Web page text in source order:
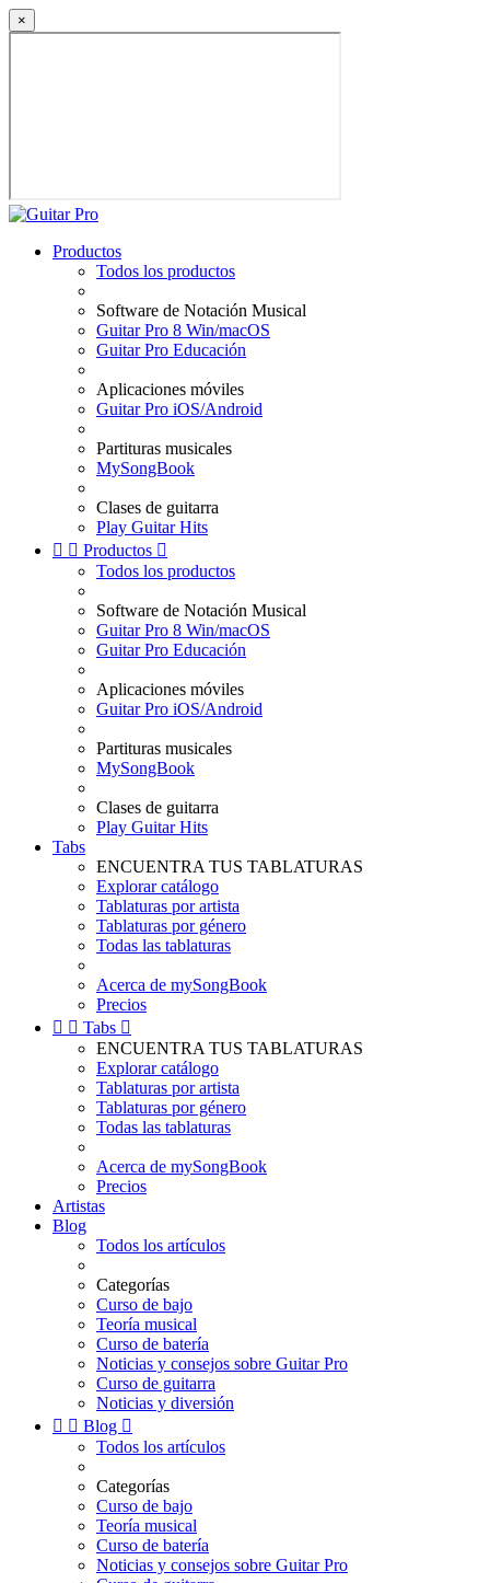
×
Productos
Todos los productos
Software de Notación Musical
Guitar Pro 8 Win/macOS
Guitar Pro Educación
Aplicaciones móviles
Guitar Pro iOS/Android
Partituras musicales
MySongBook
Clases de guitarra
Play Guitar Hits
  Productos 
Todos los productos
Software de Notación Musical
Guitar Pro 8 Win/macOS
Guitar Pro Educación
Aplicaciones móviles
Guitar Pro iOS/Android
Partituras musicales
MySongBook
Clases de guitarra
Play Guitar Hits
Tabs
ENCUENTRA TUS TABLATURAS
Explorar catálogo
Tablaturas por artista
Tablaturas por género
Todas las tablaturas
Acerca de mySongBook
Precios
  Tabs 
ENCUENTRA TUS TABLATURAS
Explorar catálogo
Tablaturas por artista
Tablaturas por género
Todas las tablaturas
Acerca de mySongBook
Precios
Artistas
Blog
Todos los artículos
Categorías
Curso de bajo
Teoría musical
Curso de batería
Noticias y consejos sobre Guitar Pro
Curso de guitarra
Noticias y diversión
  Blog 
Todos los artículos
Categorías
Curso de bajo
Teoría musical
Curso de batería
Noticias y consejos sobre Guitar Pro